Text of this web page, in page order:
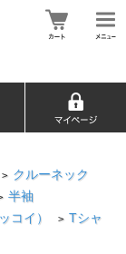
> クルーネック
半袖
コイ） > Tシャ